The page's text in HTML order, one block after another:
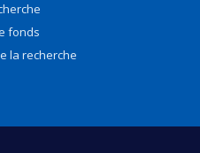
fonds
la recherche